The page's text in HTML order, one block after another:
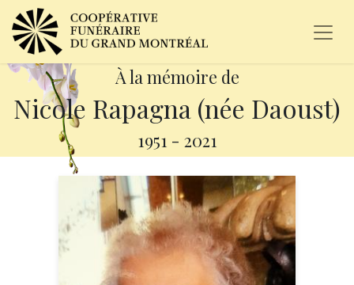
À la mémoire de
Nicole Rapagna (née Daoust)
1951 - 2021